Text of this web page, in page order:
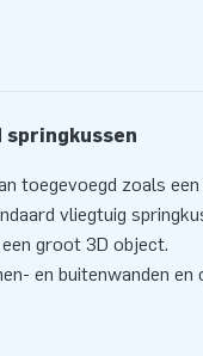
toegevoegd zoals een
vliegtuig
groot 3D object.
en buitenwanden en